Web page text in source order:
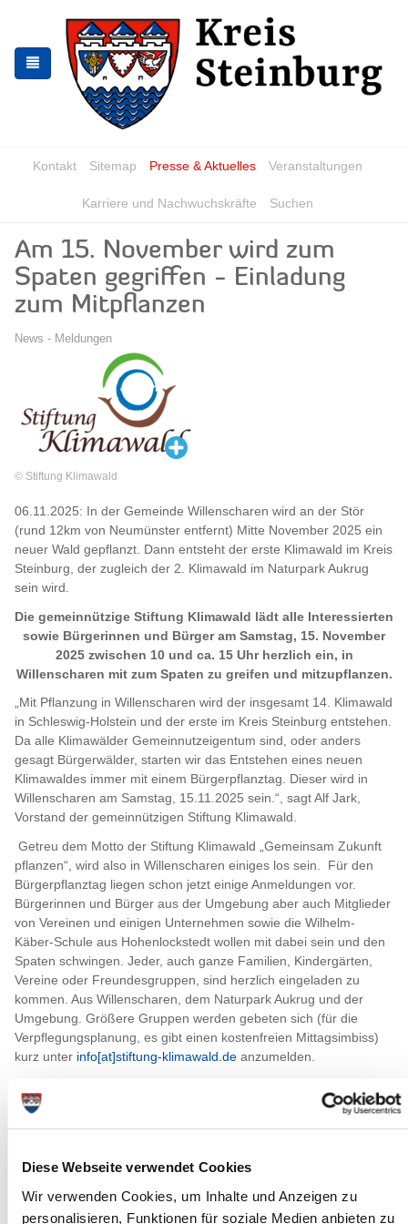
Diese Webseite verwendet Cookies
Wir verwenden Cookies, um Inhalte und Anzeigen zu
personalisieren, Funktionen für soziale Medien anbieten zu
springen
springen
Kontakt Sitemap Presse & Aktuelles Veranstaltungen
Karriere und Nachwuchskräfte Suchen
Am 15. November wird zum
Spaten gegriffen - Einladung
zum Mitpflanzen
News - Meldungen
© Stiftung Klimawald
06.11.2025: In der Gemeinde Willenscharen wird an der Stör
(rund 12km von Neumünster entfernt) Mitte November 2025 ein
neuer Wald gepflanzt. Dann entsteht der erste Klimawald im Kreis
Steinburg, der zugleich der 2. Klimawald im Naturpark Aukrug
sein wird.
Die gemeinnützige Stiftung Klimawald lädt alle Interessierten
sowie Bürgerinnen und Bürger am Samstag, 15. November
2025 zwischen 10 und ca. 15 Uhr herzlich ein, in
Willenscharen mit zum Spaten zu greifen und mitzupflanzen.
„Mit Pflanzung in Willenscharen wird der insgesamt 14. Klimawald
in Schleswig-Holstein und der erste im Kreis Steinburg entstehen.
Da alle Klimawälder Gemeinnutzeigentum sind, oder anders
gesagt Bürgerwälder, starten wir das Entstehen eines neuen
Klimawaldes immer mit einem Bürgerpflanztag. Dieser wird in
Willenscharen am Samstag, 15.11.2025 sein.“, sagt Alf Jark,
Vorstand der gemeinnützigen Stiftung Klimawald.
Getreu dem Motto der Stiftung Klimawald „Gemeinsam Zukunft
pflanzen“, wird also in Willenscharen einiges los sein. Für den
Bürgerpflanztag liegen schon jetzt einige Anmeldungen vor.
Bürgerinnen und Bürger aus der Umgebung aber auch Mitglieder
von Vereinen und einigen Unternehmen sowie die Wilhelm-
Käber-Schule aus Hohenlockstedt wollen mit dabei sein und den
Spaten schwingen. Jeder, auch ganze Familien, Kindergärten,
Vereine oder Freundesgruppen, sind herzlich eingeladen zu
kommen. Aus Willenscharen, dem Naturpark Aukrug und der
Umgebung. Größere Gruppen werden gebeten sich (für die
Verpflegungsplanung, es gibt einen kostenfreien Mittagsimbiss)
kurz unter info[at]stiftung-klimawald.de anzumelden.
gelegene Fläche im Jahr 2024 erwerben. Die Ehrenamtlichen der
etwas mehr als zwei Hektar großen Fläche.
Es wird ein bunter Laubmischwald entstehen, in dem künftigen